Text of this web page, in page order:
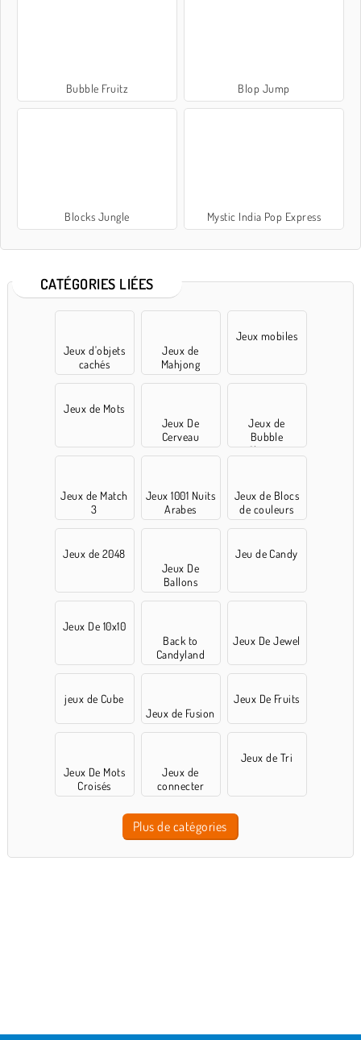
Bubble Fruitz Blop Jump
Blocks Jungle Mystic India Pop Express
CATÉGORIES LIÉES
Jeux d'objets
cachés
Jeux de
Mahjong
Jeux mobiles
Jeux de Mots
Jeux De
Cerveau
Jeux de
Bubble
Shooter
Jeux de Match
3
Jeux 1001 Nuits
Arabes
Jeux de Blocs
de couleurs
Jeux de 2048
Jeux De
Ballons
Jeu de Candy
Jeux De 10x10
Back to
Candyland
Jeux De Jewel
jeux de Cube
Jeux de Fusion
Jeux De Fruits
Jeux De Mots
Croisés
Jeux de
connecter
Jeux de Tri
Plus de catégories